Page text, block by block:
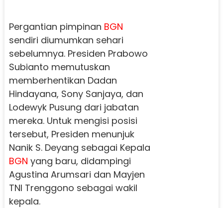
Pergantian pimpinan BGN
sendiri diumumkan sehari
sebelumnya. Presiden Prabowo
Subianto memutuskan
memberhentikan Dadan
Hindayana, Sony Sanjaya, dan
Lodewyk Pusung dari jabatan
mereka. Untuk mengisi posisi
tersebut, Presiden menunjuk
Nanik S. Deyang sebagai Kepala
BGN yang baru, didampingi
Agustina Arumsari dan Mayjen
TNI Trenggono sebagai wakil
kepala.